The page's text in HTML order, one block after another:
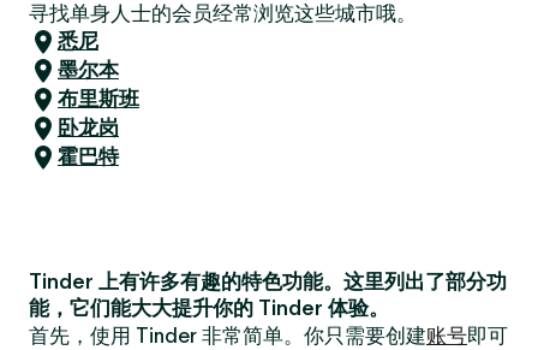
寻找单身人士的会员经常浏览这些城市哦。
悉尼
墨尔本
布里斯班
卧龙岗
霍巴特
Tinder 上有许多有趣的特色功能。这里列出了部分功
能，它们能大大提升你的 Tinder 体验。
首先，使用 Tinder 非常简单。你只需要创建账号即可